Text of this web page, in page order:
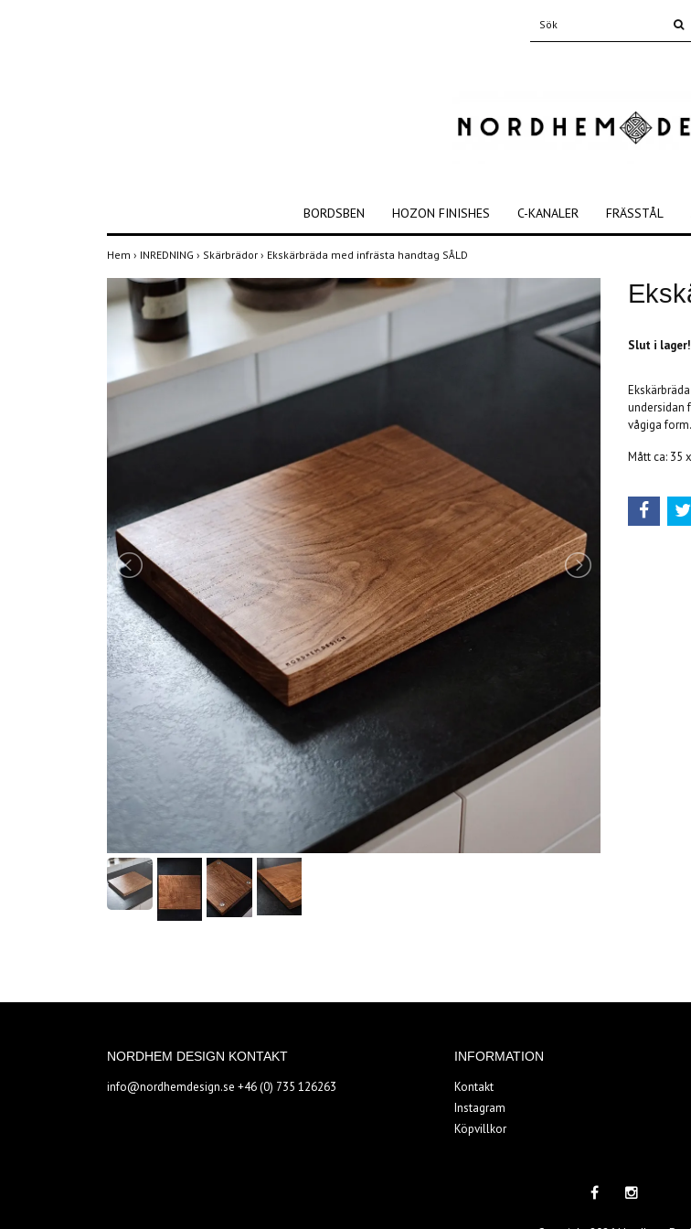
BORDSBEN HOZON FINISHES C-KANALER FRÄSSTÅL
Hem › INREDNING › Skärbrädor › Ekskärbräda med infrästa handtag SÅLD
Slut i lager!
undersidan
vågiga
Mått ca: 35
NORDHEM DESIGN KONTAKT
info@nordhemdesign.se +46 (0) 735 126263
INFORMATION
Kontakt
Instagram
Köpvillkor